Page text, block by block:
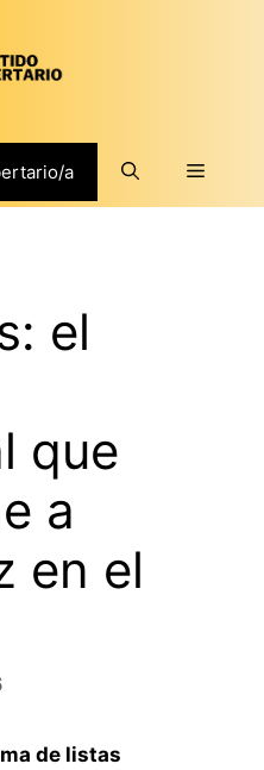
a Menú
el
que
a
en el
de listas